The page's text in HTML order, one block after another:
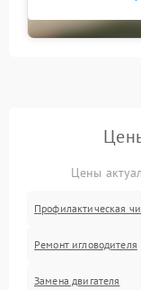
Цены
Профилактическая
Ремонт игловодителя
Замена двигателя